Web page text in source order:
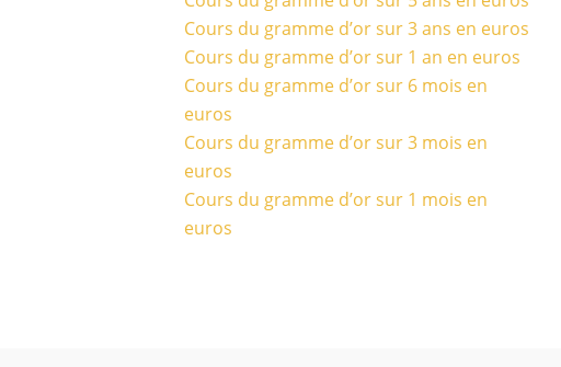
Cours du gramme d’or sur 3 ans en euros
Cours du gramme d’or sur 1 an en euros
Cours du gramme d’or sur 6 mois en
euros
Cours du gramme d’or sur 3 mois en
euros
Cours du gramme d’or sur 1 mois en
euros